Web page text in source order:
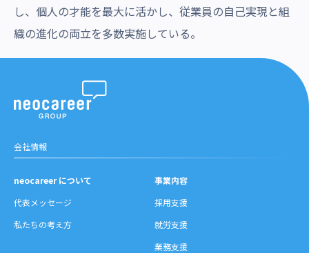
し、個人の才能を最大に活かし、従業員の自己実現と組
織の進化の両立を多数実施している。
会社情報
neocareer について
代表メッセージ
私たちの考え方
事業内容
採用支援
就労支援
業務支援